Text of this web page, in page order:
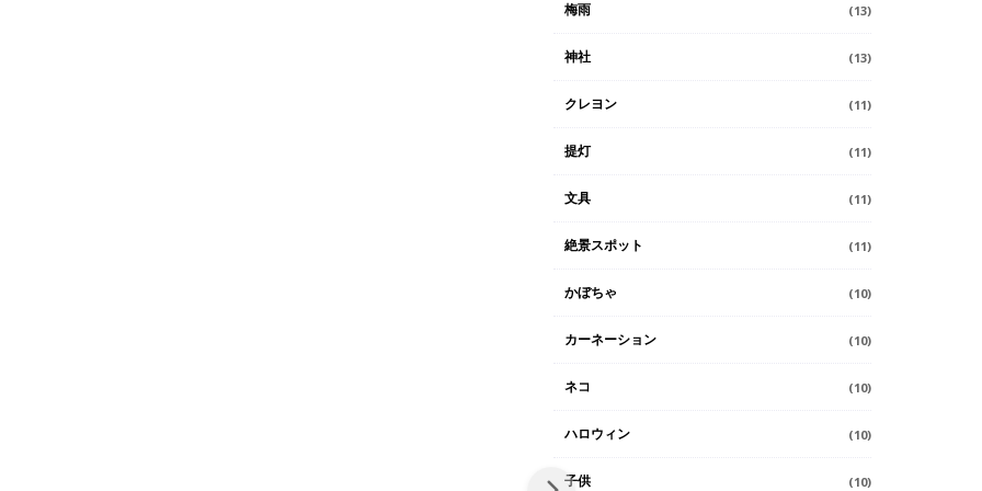
梅雨 (13)
神社 (13)
クレヨン (11)
提灯 (11)
文具 (11)
絶景スポット (11)
かぼちゃ (10)
カーネーション (10)
ネコ (10)
ハロウィン (10)
子供 (10)